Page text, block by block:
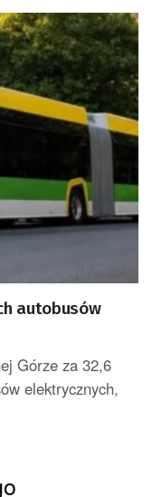
autobusów
Górze za 32,6
elektrycznych,